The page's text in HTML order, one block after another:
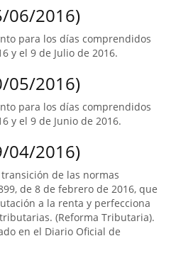
06/2016)
para los días comprendidos
y el 9 de Julio de 2016.
05/2016)
para los días comprendidos
y el 9 de Junio de 2016.
04/2016)
de las normas
de 8 de febrero de 2016, que
a la renta y perfecciona
(Reforma Tributaria).
en el Diario Oficial de